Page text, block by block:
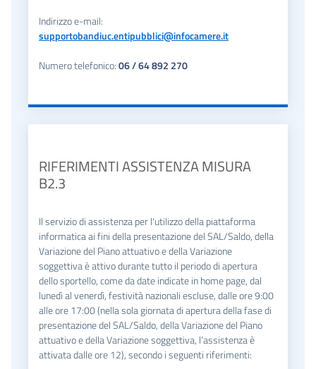
Indirizzo e-mail:
supportobandiuc.entipubblici@infocamere.it
Numero telefonico:06 / 64 892 270
RIFERIMENTI ASSISTENZA MISURA
B2.3
Il servizio di assistenza per l'utilizzo della piattaforma
informatica ai fini della presentazione del SAL/Saldo, della
Variazione del Piano attuativo e della Variazione
soggettiva è attivo durante tutto il periodo di apertura
dello sportello, come da date indicate in home page, dal
lunedì al venerdì, festività nazionali escluse, dalle ore 9:00
alle ore 17:00 (nella sola giornata di apertura della fase di
presentazione del SAL/Saldo, della Variazione del Piano
attuativo e della Variazione soggettiva, l’assistenza è
attivata dalle ore 12), secondo i seguenti riferimenti: